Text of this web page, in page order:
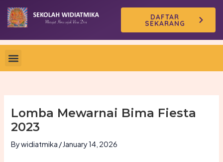
Skip
content
DAFTAR
SEKARANG
Lomba Mewarnai Bima Fiesta
2023
Bywidiatmika /January 14, 2026